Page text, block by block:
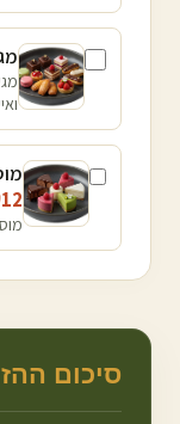
12
סיכום